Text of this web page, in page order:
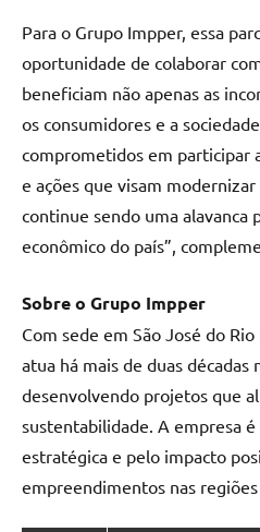
Para o Grupo Impper, essa
oportunidade de colaborar
beneficiam não apenas as
os consumidores e a
comprometidos em participar
e ações que visam
continue sendo uma alavanca
econômico do país”,
Sobre o Grupo Impper
Com sede em São José do
atua há mais de duas décadas
desenvolvendo projetos que
sustentabilidade. A empresa
estratégica e pelo impacto
empreendimentos nas regiões